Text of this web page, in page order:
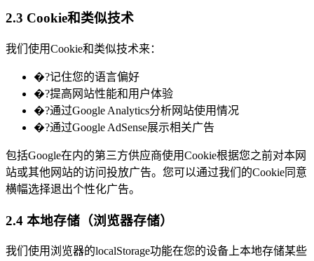
2.3 Cookie和类似技术
我们使用Cookie和类似技术来：
�?记住您的语言偏好
�?提高网站性能和用户体验
�?通过Google Analytics分析网站使用情况
�?通过Google AdSense展示相关广告
包括Google在内的第三方供应商使用Cookie根据您之前对本网
站或其他网站的访问投放广告。您可以通过我们的Cookie同意
横幅选择退出个性化广告。
2.4 本地存储（浏览器存储）
我们使用浏览器的localStorage功能在您的设备上本地存储某些